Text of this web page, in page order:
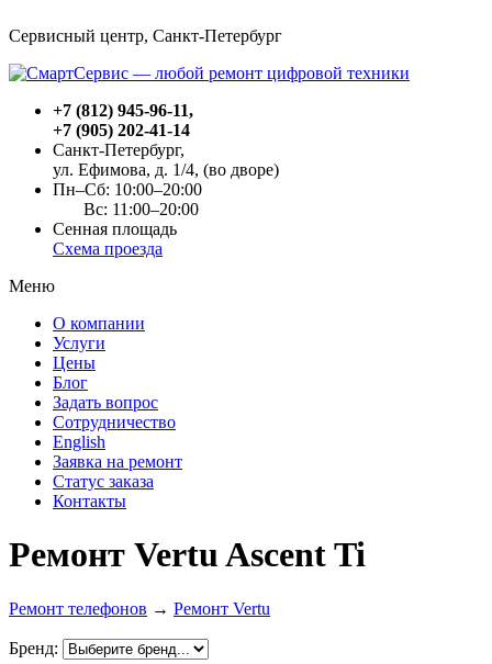
Сервисный центр, Cанкт-Петербург
+7 (812) 945-96-11,
+7 (905) 202-41-14
Санкт-Петербург,
ул. Ефимова, д. 1/4, (во дворе)
Пн–Сб: 10:00–20:00
Вс: 11:00–20:00
Сенная площадь
Схема проезда
Меню
О компании
Услуги
Цены
Блог
Задать вопрос
Сотрудничество
English
Заявка на ремонт
Статус заказа
Контакты
Ремонт Vertu Ascent Ti
Ремонт телефонов → Ремонт Vertu
Бренд: